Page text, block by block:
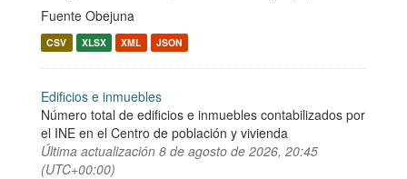
Fuente Obejuna
CSV XLSX XML JSON
Edificios e inmuebles
Número total de edificios e inmuebles contabilizados por
el INE en el Centro de población y vivienda
Última actualización 8 de agosto de 2026, 20:45
(UTC+00:00)